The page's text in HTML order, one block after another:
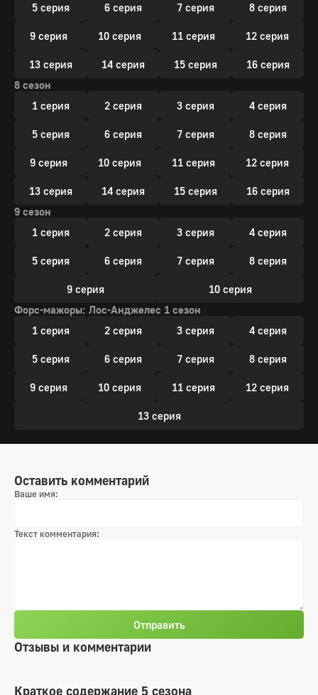
5 серия 6 серия 7 серия 8 серия
9 серия 10 серия 11 серия 12 серия
13 серия 14 серия 15 серия
16 серия
8 сезон
1 серия
2 серия 3 серия 4 серия
5 серия 6 серия 7 серия 8 серия
9 серия 10 серия 11 серия 12 серия
13 серия 14 серия 15 серия
16 серия
9 сезон
1 серия
2 серия 3 серия 4 серия
5 серия 6 серия 7 серия 8 серия
9 серия
10 серия
Форс-мажоры: Лос-Анджелес 1 сезон
1 серия
2 серия 3 серия 4 серия
5 серия 6 серия 7 серия 8 серия
9 серия 10 серия 11 серия 12 серия
13 серия
Отзывы и комментарии
Оставить комментарий
Ваше имя:
Текст комментария:
Отправить
Краткое содержание 5 сезона